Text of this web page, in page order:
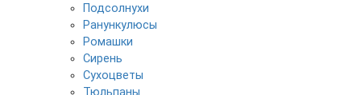
Подсолнухи
Ранункулюсы
Ромашки
Сирень
Сухоцветы